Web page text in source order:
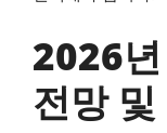
2026
전망